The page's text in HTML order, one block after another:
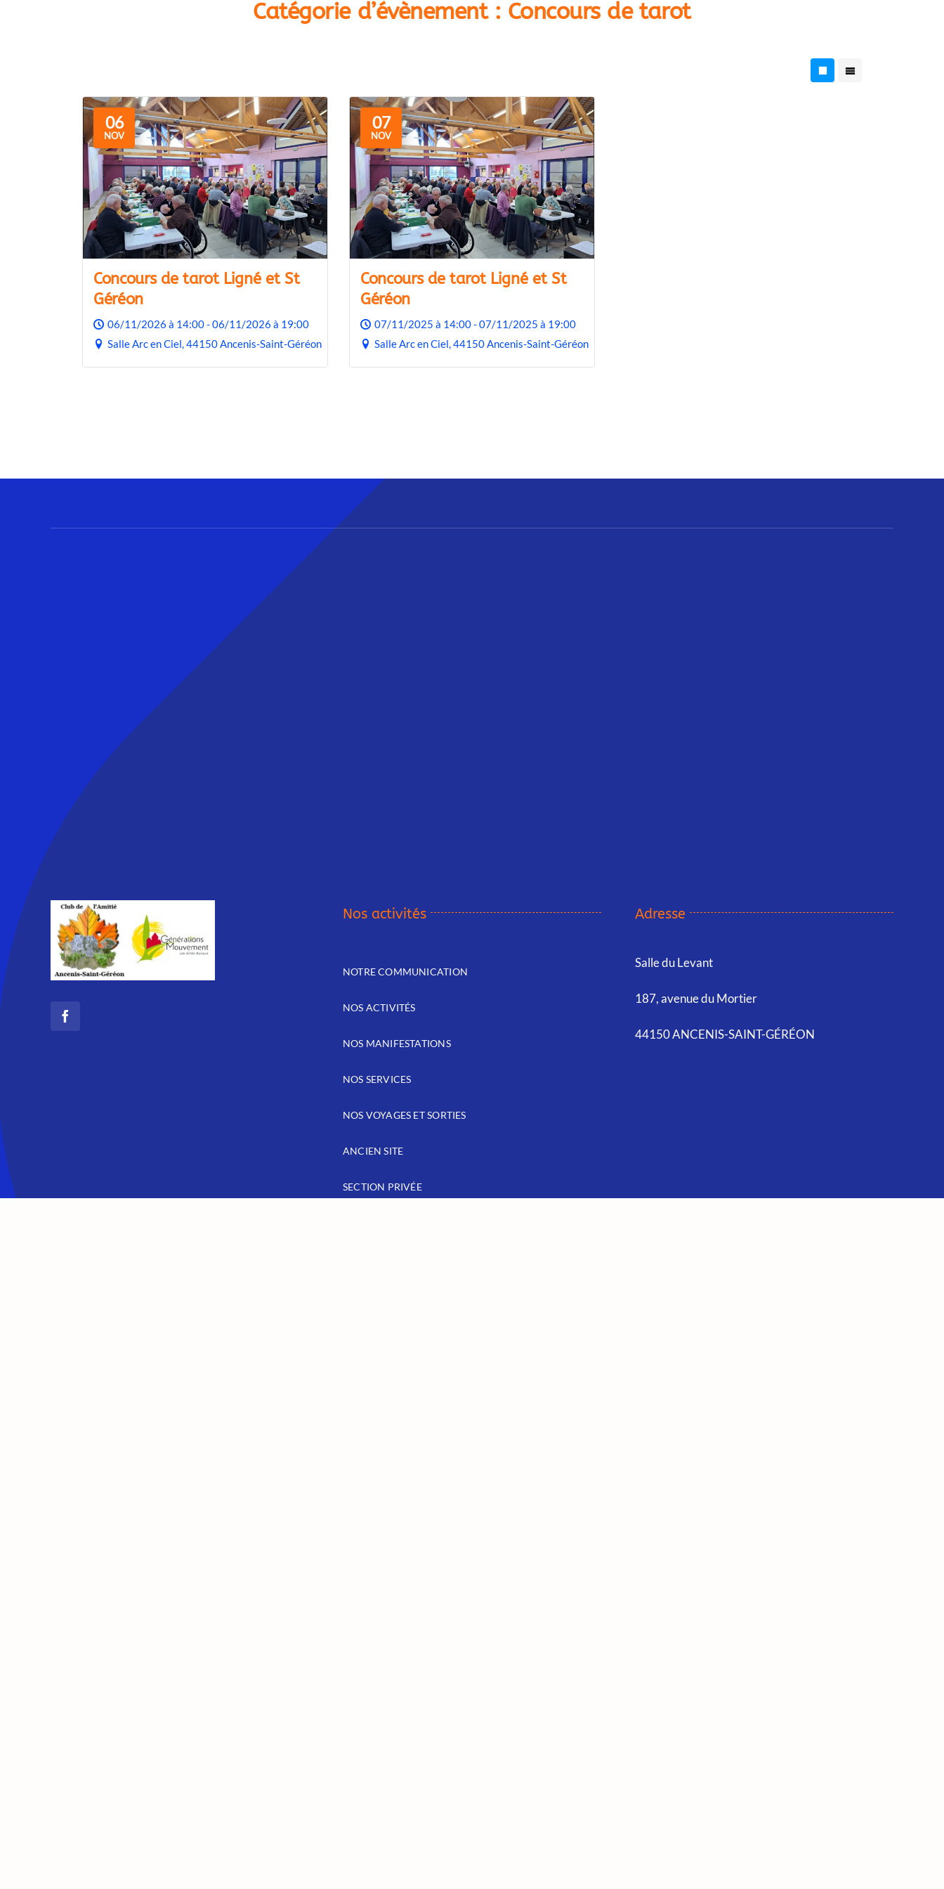
Catégorie d’évènement : Concours de tarot
06
NOV
Concours de tarot Ligné et St
Géréon
06/11/2026 à 14:00 - 06/11/2026 à 19:00
Salle Arc en Ciel, 44150 Ancenis-Saint-Géréon
07
NOV
Concours de tarot Ligné et St
Géréon
07/11/2025 à 14:00 - 07/11/2025 à 19:00
Salle Arc en Ciel, 44150 Ancenis-Saint-Géréon
Nos activités
NOTRE COMMUNICATION
NOS ACTIVITÉS
NOS MANIFESTATIONS
NOS SERVICES
NOS VOYAGES ET SORTIES
ANCIEN SITE
SECTION PRIVÉE
Adresse
Salle du Levant
187, avenue du Mortier
44150 ANCENIS-SAINT-GÉRÉON